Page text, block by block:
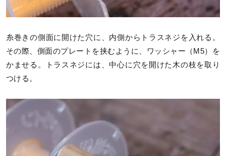
糸巻きの側面に開けた穴に、内側からトラスネジを入れる。
その際、側面のプレートを挟むように、ワッシャー（M5）を
かませる。トラスネジには、中心に穴を開けた木の枝を取り
つける。